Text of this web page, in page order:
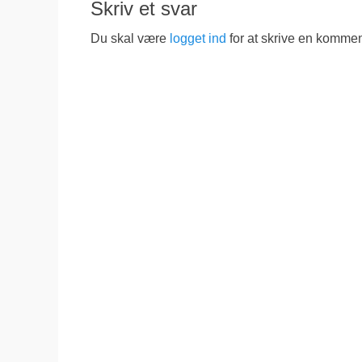
Skriv et svar
Du skal være logget ind for at skrive en